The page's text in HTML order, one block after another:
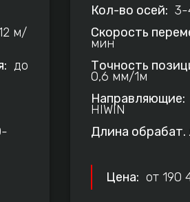
м/
до
Кол-во осей: 3-
Скорость
мин
Точность
0,6 мм/1м
Направляющие:
HIWIN
Длина обрабат.
Цена: от 190